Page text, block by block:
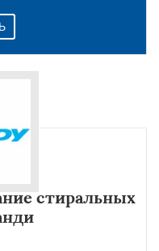
стиральных